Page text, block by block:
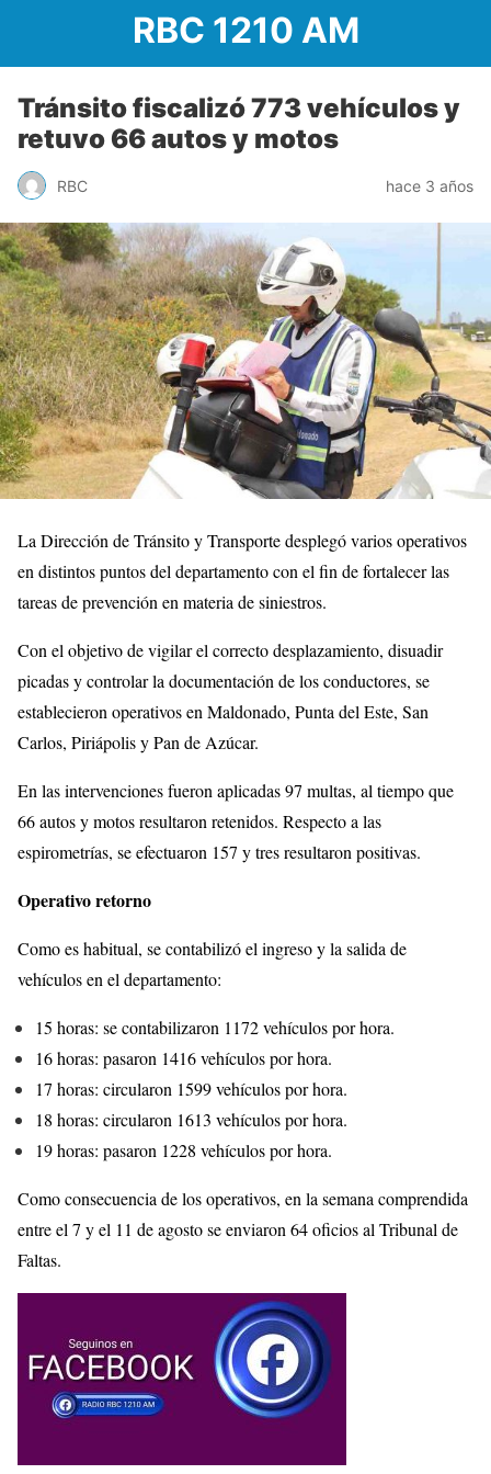
RBC 1210 AM
Tránsito fiscalizó 773 vehículos y
retuvo 66 autos y motos
RBC hace 3 años
La Dirección de Tránsito y Transporte desplegó varios operativos
en distintos puntos del departamento con el fin de fortalecer las
tareas de prevención en materia de siniestros.
Con el objetivo de vigilar el correcto desplazamiento, disuadir
picadas y controlar la documentación de los conductores, se
establecieron operativos en Maldonado, Punta del Este, San
Carlos, Piriápolis y Pan de Azúcar.
En las intervenciones fueron aplicadas 97 multas, al tiempo que
66 autos y motos resultaron retenidos. Respecto a las
espirometrías, se efectuaron 157 y tres resultaron positivas.
Operativo retorno
Como es habitual, se contabilizó el ingreso y la salida de
vehículos en el departamento:
15 horas: se contabilizaron 1172 vehículos por hora.
16 horas: pasaron 1416 vehículos por hora.
17 horas: circularon 1599 vehículos por hora.
18 horas: circularon 1613 vehículos por hora.
19 horas: pasaron 1228 vehículos por hora.
Como consecuencia de los operativos, en la semana comprendida
entre el 7 y el 11 de agosto se enviaron 64 oficios al Tribunal de
Faltas.